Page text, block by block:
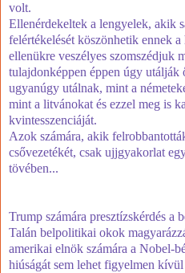
volt.
Ellenérdekeltek a lengyelek, akik
felértékelését köszönhetik ennek
ellenükre veszélyes szomszédjuk
tulajdonképpen éppen úgy
ugyanúgy utálnak, mint a
mint a litvánokat és ezzel meg is
kvintesszenciáját.
Azok számára, akik
csővezetékét, csak ujjgyakorlat
tövében...
Trump számára presztízskérdés a
Talán belpolitikai okok
amerikai elnök számára a Nobel-
hiúságát sem lehet figyelmen